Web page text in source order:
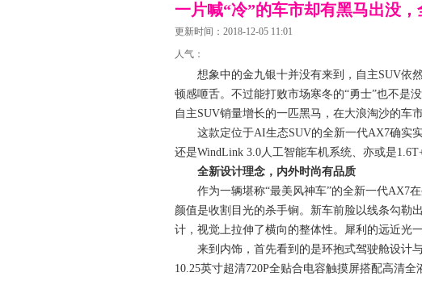
一片喊“冷”的车市却有黑马出没
A
更新时间：2018-12-05 11:01
人气：
想象中的金九银十并没有来到，自主SUV依然
顿感咂舌。不过能打败市场寒冬的“勇士”也不是
自主SUV销量增长的一匹黑马，在大浪淘沙的车
这款定位于AI生态SUV的全新一代AX7确实实
还是WindLink 3.0人工智能车机系统、亦或是
全新设计理念，内外时尚有品质
作为一辆堪称“最美风神车”的全新一代AX7在
颜值是收割目光的杀手锏。新车前脸以线条勾勒
计，视觉上拉伸了横向的整体性。犀利的远近光
来到内饰，首先看到的是环抱式驾驶舱设计与
10.25英寸超清720P全贴合电容触摸屏搭配高清